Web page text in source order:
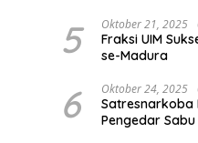
5 Oktober 21, 2025
Fraksi UIM
se-Madura
6 Oktober 24, 2025
Satresnarkoba
Pengedar